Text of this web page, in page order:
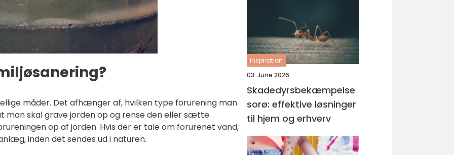
måder. Det afhænger af, hvilken type forurening man
man skal grave jorden op og rense den eller sætte
op af jorden. Hvis der er tale om forurenet vand,
inden det sendes ud i naturen.
inspiration
03. June 2026
Skadedyrsbekæmpelse
sorø: effektive løsninger
til hjem og erhverv